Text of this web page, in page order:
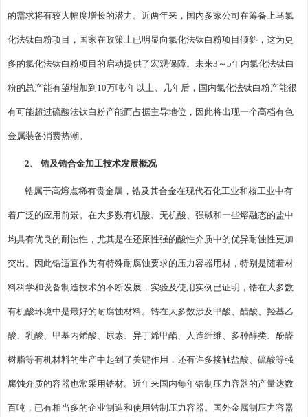
的需求将有较大幅度增长的潜力。近两年来，国内多家公司在筹备上马氯
化法钛白粉项目，国家在政策上已明显向氯化法钛白粉项目倾斜，这为更
多的氯化法钛白粉项目的启动提供了宏观保障。未来3～5年内氯化法钛白
粉的总产能有望增加到10万吨/年以上。几年后，国内氯化法钛白粉产能很
有可能超过硫酸法钛白粉产能而占据主导地位，因此将出现一个高档有色
金属装备消费热潮。
2、 锆及锆合金加工技术发展概况
锆属于高熔点稀有贵金属，锆及其合金在现代石化工业和核工业中有
着广泛的应用前景。在大多数有机酸、无机酸、强碱和一些熔融态的盐中
均具有优良的耐蚀性，尤其是在还原性强的酸性介质中的优异耐蚀性更加
突出。因此锆适宜作为有特殊耐腐蚀要求的压力容器用材，特别是随着材
料科学和设备制造技术的不断发展，实验及使用实例已证明，锆在大多数
有机酸环境中是最好的耐腐蚀材料。锆在大多数涉及甲酸、醋酸、羟基乙
酸、乳酸、甲基丙烯酸、尿素、异丁烯甲酯、人造纤维、多种醇类、酚醛
树脂等有机材料的生产中起到了关键作用，还有许多接触盐酸、硫酸等强
腐蚀介质的容器也常采用锆材。近年来国内每年锆制压力容器的产量达数
百吨，已有相当多的企业制造和使用锆制压力容器。国外金属制压力容器